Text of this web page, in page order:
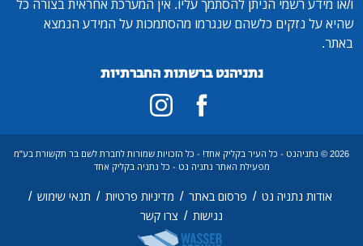
ו/או מידע רשמי הניתן להסתמך עליו. אין המערכת אחראית בצורה כל
שהיא על נזקים כלשהם שנגרמו מהסתמכות על המידע הנמצא
באתר.
נתניהנט ברשתות החברתיות
2026 © נתניהנט - כל העיר בקליק אחד! - כל הזכויות שמורות לחברת לשם בר תקשורת בע"מ
מפעילת האתר נתניה נט - כל נתניה בקליק אחד
אודות נתניה נט / פרסום באתר / מדיניות פרטיות / תנאי שימוש /
נגישות / צרו קשר